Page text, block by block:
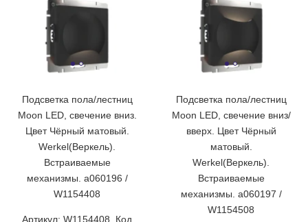
Подсветка пола/лестниц
Moon LED, свечение вниз.
Цвет Чёрный матовый.
Werkel(Веркель).
Встраиваемые
механизмы. a060196 /
W1154408
Артикул: W1154408. Код
Подсветка пола/лестниц
Moon LED, свечение вниз/
вверх. Цвет Чёрный
матовый.
Werkel(Веркель).
Встраиваемые
механизмы. a060197 /
W1154508